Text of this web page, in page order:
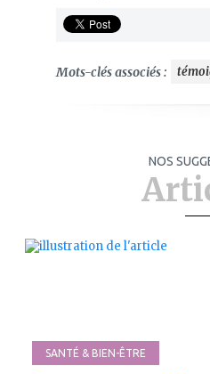
Mots-clés associés :
NOS
SANTÉ & BIEN-ÊTRE